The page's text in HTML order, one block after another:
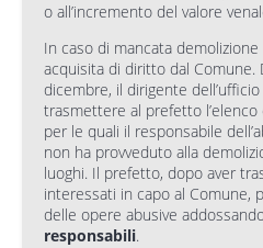
o all’incremento del valore
In caso di mancata demolizione
acquisita di diritto dal Comune.
dicembre, il dirigente
trasmettere al prefetto
per le quali il responsabile
non ha provveduto alla
luoghi. Il prefetto, dopo aver
interessati in capo al Comune,
delle opere abusive
responsabili.